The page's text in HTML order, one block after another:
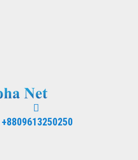
+8809613250250